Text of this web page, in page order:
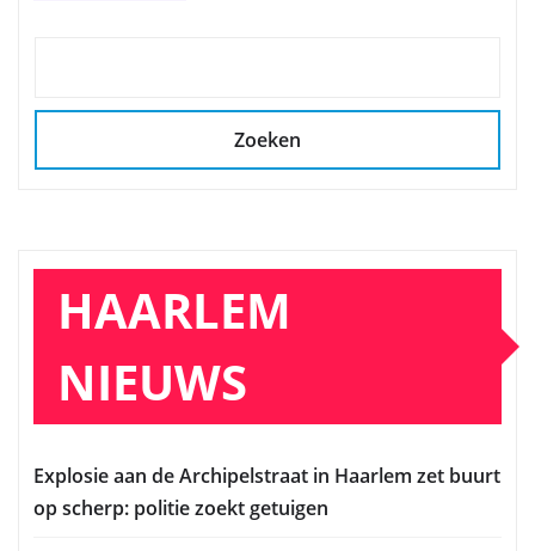
Zoeken
HAARLEM
NIEUWS
Explosie aan de Archipelstraat in Haarlem zet buurt
op scherp: politie zoekt getuigen